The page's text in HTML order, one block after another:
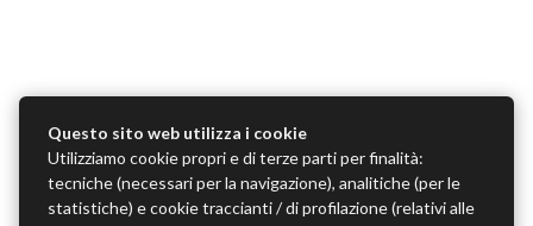
Questo sito web utilizza i cookie
Utilizziamo cookie propri e di terze parti per finalità:
tecniche (necessari per la navigazione), analitiche (per le
statistiche) e cookie traccianti / di profilazione (relativi alle